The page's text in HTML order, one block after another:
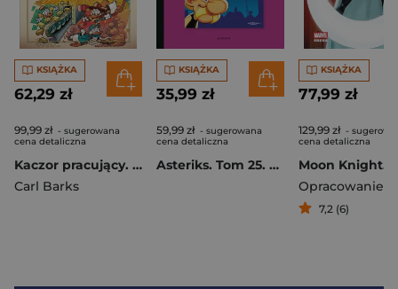
KSIĄŻKA
62,29 zł
99,99 zł - sugerowana
cena detaliczna
Kaczor pracujący. Wielcy bohaterowie Disneya. Kaczor Donald. Tom 3
Carl Barks
KSIĄŻKA
35,99 zł
59,99 zł - sugerowana
cena detaliczna
Asteriks. Tom 25. Wielki rów
KSIĄŻKA
77,99 zł
129,99 zł -
cena detaliczna
7,2 (6)